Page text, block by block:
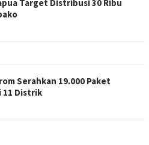
Target Distribusi 30 Ribu
Serahkan 19.000 Paket
11 Distrik